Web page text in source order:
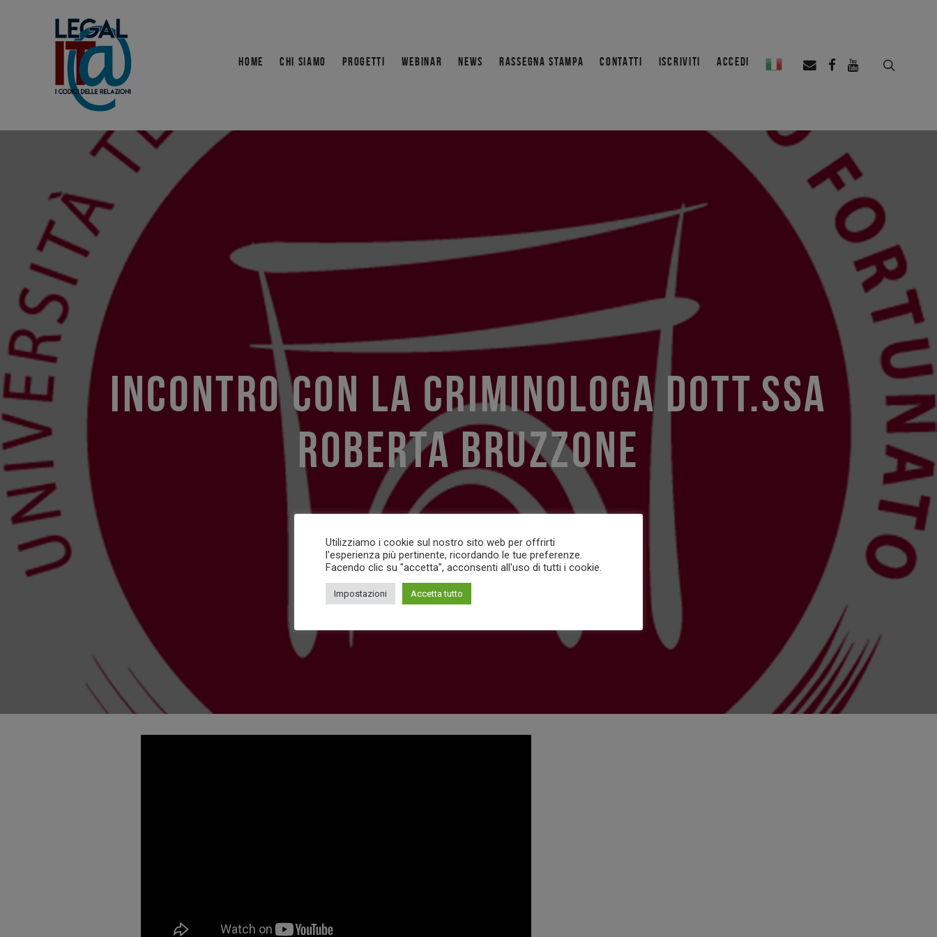
HOME CHI SIAMO PROGETTI WEBINAR NEWS RASSEGNA STAMPA CONTATTI ISCRIVITI ACCEDI
INCONTRO CON LA CRIMINOLOGA DOTT.SSA
ROBERTA BRUZZONE
Utilizziamo i cookie sul nostro sito web per offrirti
l'esperienza più pertinente, ricordando le tue preferenze.
Facendo clic su "accetta", acconsenti all'uso di tutti i cookie.
Impostazioni Accetta tutto